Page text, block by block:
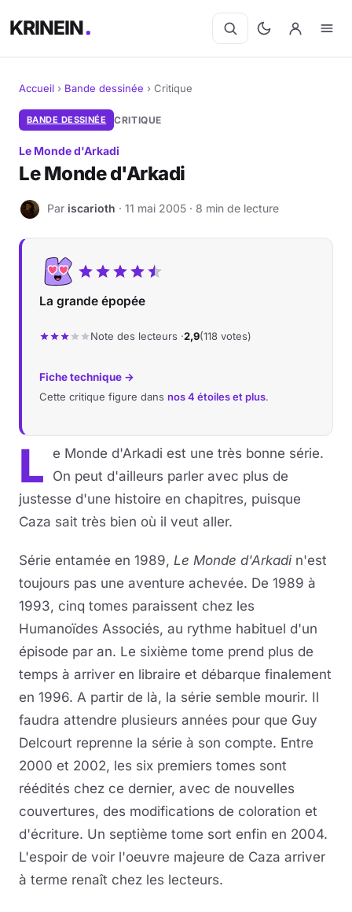
KRINEIN
Cinéma
Séries
Livres
Jeux vidéo
Musique
Sortir
Sciences & Tech
Forum
Accueil › Bande dessinée › Critique
BANDE DESSINÉE CRITIQUE
Le Monde d'Arkadi
Le Monde d'Arkadi
I Par iscarioth · 11 mai 2005 · 8 min de lecture
La grande épopée
Note des lecteurs ·2,9(118 votes)
Fiche technique →
Cette critique figure dans nos 4 étoiles et plus.
L
e Monde d'Arkadi est une très bonne série.
On peut d'ailleurs parler avec plus de
justesse d'une histoire en chapitres, puisque
Caza sait très bien où il veut aller.
Série entamée en 1989, Le Monde d'Arkadi n'est
toujours pas une aventure achevée. De 1989 à
1993, cinq tomes paraissent chez les
Humanoïdes Associés, au rythme habituel d'un
épisode par an. Le sixième tome prend plus de
temps à arriver en libraire et débarque finalement
en 1996. A partir de là, la série semble mourir. Il
faudra attendre plusieurs années pour que Guy
Delcourt reprenne la série à son compte. Entre
2000 et 2002, les six premiers tomes sont
réédités chez ce dernier, avec de nouvelles
couvertures, des modifications de coloration et
d'écriture. Un septième tome sort enfin en 2004.
L'espoir de voir l'oeuvre majeure de Caza arriver
à terme renaît chez les lecteurs.